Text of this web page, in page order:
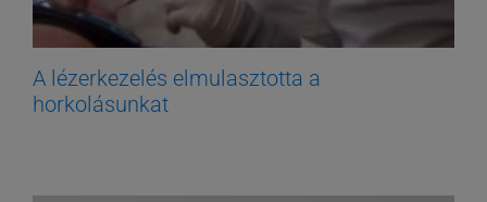
A lézerkezelés elmulasztotta a
horkolásunkat